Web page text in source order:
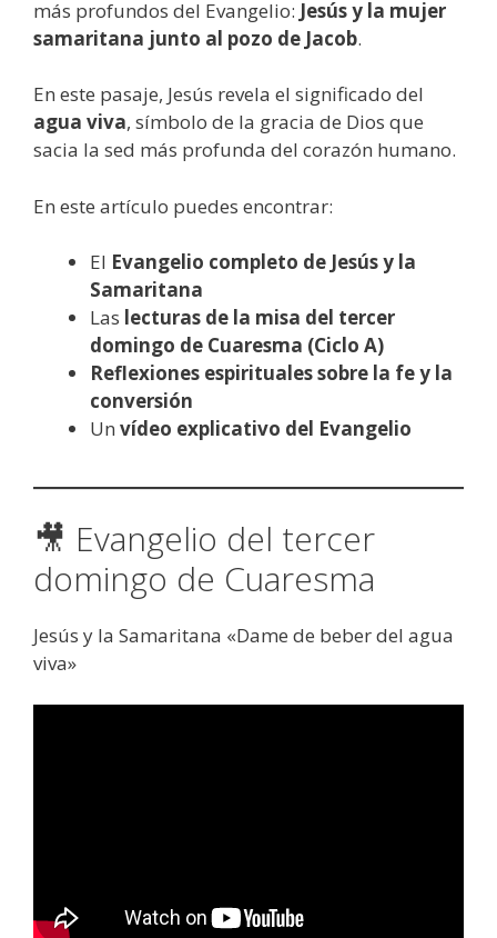
más profundos del Evangelio: Jesús y la mujer
samaritana junto al pozo de Jacob.
En este pasaje, Jesús revela el significado del
agua viva, símbolo de la gracia de Dios que
sacia la sed más profunda del corazón humano.
En este artículo puedes encontrar:
El Evangelio completo de Jesús y la
Samaritana
Las lecturas de la misa del tercer
domingo de Cuaresma (Ciclo A)
Reflexiones espirituales sobre la fe y la
conversión
Un vídeo explicativo del Evangelio
🎥 Evangelio del tercer
domingo de Cuaresma
Jesús y la Samaritana «Dame de beber del agua
viva»